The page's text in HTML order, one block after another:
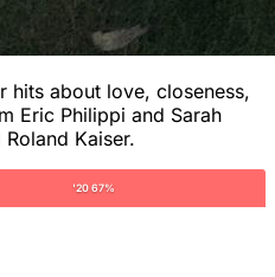
hits about love, closeness,
Eric Philippi and Sarah
Kaiser.
'20 67%